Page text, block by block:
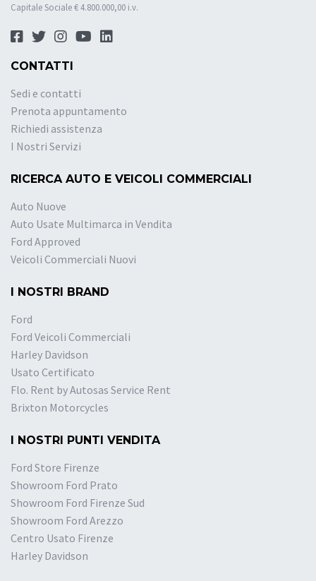
Capitale Sociale € 4.800.000,00 i.v.
CONTATTI
Sedi e contatti
Prenota appuntamento
Richiedi assistenza
I Nostri Servizi
RICERCA AUTO E VEICOLI COMMERCIALI
Auto Nuove
Auto Usate Multimarca in Vendita
Ford Approved
Veicoli Commerciali Nuovi
I NOSTRI BRAND
Ford
Ford Veicoli Commerciali
Harley Davidson
Usato Certificato
Flo. Rent by Autosas Service Rent
Brixton Motorcycles
I NOSTRI PUNTI VENDITA
Ford Store Firenze
Showroom Ford Prato
Showroom Ford Firenze Sud
Showroom Ford Arezzo
Centro Usato Firenze
Harley Davidson